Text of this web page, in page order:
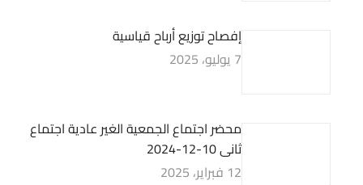
إفصاح توزيع أرباح قياسية
7 يوليو، 2025
محضر اجتماع الجمعية الغير عادية اجتماع
ثانى 10-12-2024
12 فبراير، 2025